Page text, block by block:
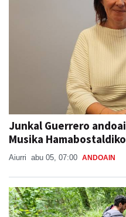
Junkal Guerrero
Musika
Aiurri abu 05, 07:00 ANDOAIN